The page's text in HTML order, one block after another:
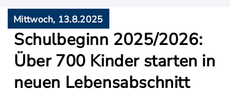
Mittwoch, 13.8.2025
Schulbeginn 2025/2026:
Über 700 Kinder starten in
neuen Lebensabschnitt